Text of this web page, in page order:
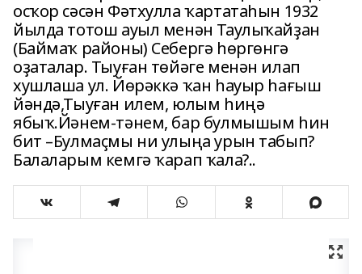
осҡор сәсән Фәтхулла ҡартатаһын 1932
йылда тотош ауыл менән Таулыҡайҙан
(Баймаҡ районы) Себергә һөргөнгә
оҙаталар. Тыуған төйәге менән илап
хушлаша ул. Йөрәккә ҡан һауыр һағыш
йәндә,Тыуған илем, юлым һиңә
ябыҡ.Йәнем-тәнем, бар булмышым һин
бит –Булмаҫмы ни улыңа урын табып?
Балаларым кемгә ҡарап ҡала?..